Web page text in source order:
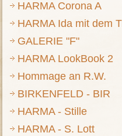
HARMA Corona A
HARMA Ida mit dem
GALERIE "F"
HARMA LookBook 2
Hommage an R.W.
BIRKENFELD - BIR
HARMA - Stille
HARMA - S. Lott